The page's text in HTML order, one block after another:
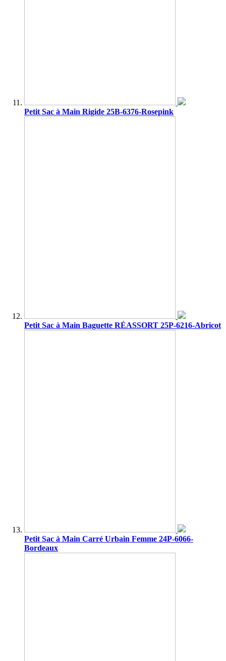
Petit Sac à Main Rigide 25B-6376-Rosepink
Petit Sac à Main Baguette RÉASSORT 25P-6216-Abricot
Petit Sac à Main Carré Urbain Femme 24P-6066-
Bordeaux